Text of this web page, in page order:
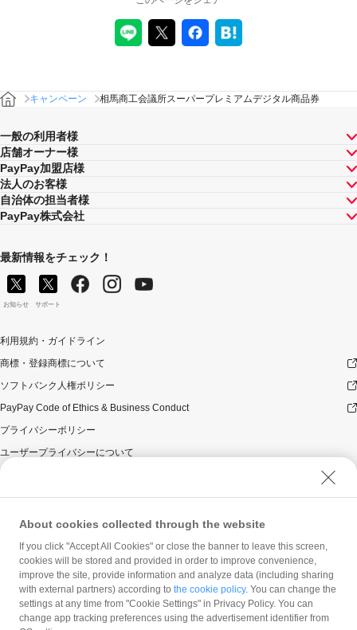
キャンペーン 相馬商工会議所スーパープレミアムデジタル商品券
一般の利用者様
店舗オーナー様
PayPay加盟店様
法人のお客様
自治体の担当者様
PayPay株式会社
最新情報をチェック！
お知らせ サポート
利用規約・ガイドライン
商標・登録商標について
ソフトバンク人権ポリシー
PayPay Code of Ethics & Business Conduct
プライバシーポリシー
ユーザープライバシーについて
ウェブサイト利用規約
反社会的勢力に対する方針
勧誘方針
マネロン等基本方針
カスタマーハラスメントに関する当社の考え方
About cookies collected through the website
If you click "Accept All Cookies" or close the banner to leave this screen,
cookies will be stored and provided in order to improve convenience,
improve the site, provide information and analyze data (including sharing
with external partners) according to the cookie policy. You can change the
settings at any time from "Cookie Settings" in Privacy Policy. You can
change app tracking preferences using the advertisement identifier from